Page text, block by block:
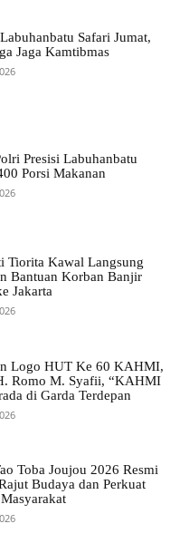
Safari Jumat,
Jaga Kamtibmas
Presisi Labuhanbatu
Porsi Makanan
Tiorita Kawal Langsung
Bantuan Korban Banjir
Jakarta
Logo HUT Ke 60 KAHMI,
Romo M. Syafii, “KAHMI
di Garda Terdepan
Toba Joujou 2026 Resmi
Budaya dan Perkuat